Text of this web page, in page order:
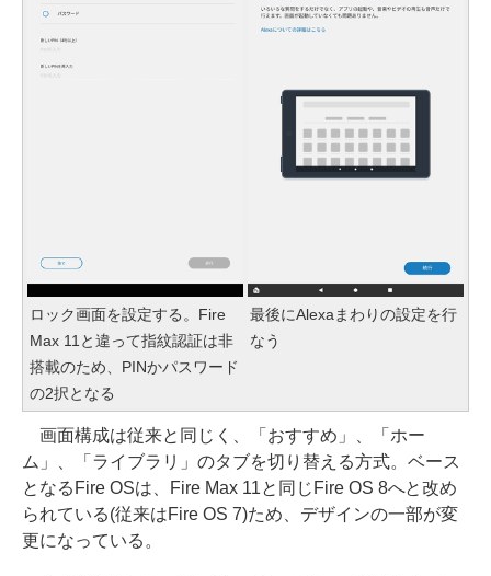
ロック画面を設定する。Fire
Max 11と違って指紋認証は非
搭載のため、PINかパスワード
の2択となる
最後にAlexaまわりの設定を行
なう
画面構成は従来と同じく、「おすすめ」、「ホー
ム」、「ライブラリ」のタブを切り替える方式。ベース
となるFire OSは、Fire Max 11と同じFire OS 8へと改め
られている(従来はFire OS 7)ため、デザインの一部が変
更になっている。